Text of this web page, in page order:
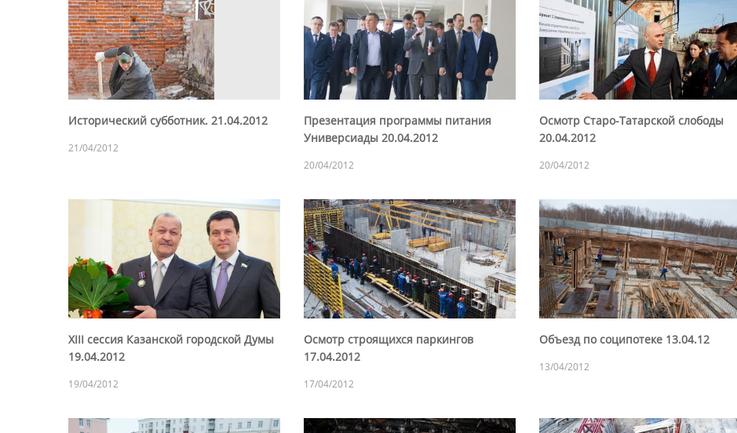
Исторический субботник. 21.04.2012
21/04/2012
Презентация программы питания
Универсиады 20.04.2012
20/04/2012
Осмотр Старо-Татарской слободы
20.04.2012
20/04/2012
XIII сессия Казанской городской Думы
19.04.2012
19/04/2012
Осмотр строящихся паркингов
17.04.2012
17/04/2012
Объезд по соципотеке 13.04.12
13/04/2012